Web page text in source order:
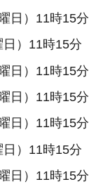
日）11時15分
）11時15分
日）11時15分
日）11時15分
日）11時15分
）11時15分
日）11時15分